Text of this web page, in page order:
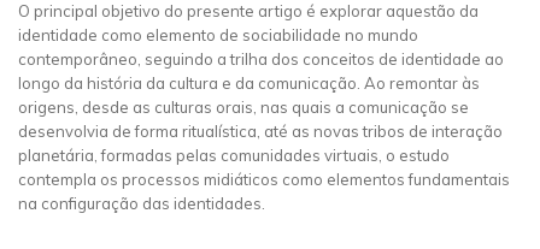
O principal objetivo do presente artigo é explorar aquestão da
identidade como elemento de sociabilidade no mundo
contemporâneo, seguindo a trilha dos conceitos de identidade ao
longo da história da cultura e da comunicação. Ao remontar às
origens, desde as culturas orais, nas quais a comunicação se
desenvolvia de forma ritualística, até as novas tribos de interação
planetária, formadas pelas comunidades virtuais, o estudo
contempla os processos midiáticos como elementos fundamentais
na configuração das identidades.